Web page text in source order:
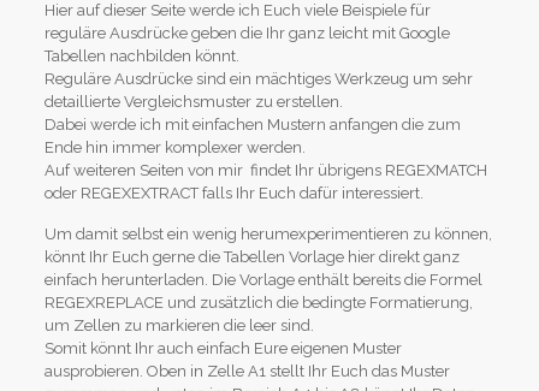
Hier auf dieser Seite werde ich Euch viele Beispiele für
reguläre Ausdrücke geben die Ihr ganz leicht mit Google
Tabellen nachbilden könnt.
Reguläre Ausdrücke sind ein mächtiges Werkzeug um sehr
detaillierte Vergleichsmuster zu erstellen.
Dabei werde ich mit einfachen Mustern anfangen die zum
Ende hin immer komplexer werden.
Auf weiteren Seiten von mir findet Ihr übrigens REGEXMATCH
oder REGEXEXTRACT falls Ihr Euch dafür interessiert.
Um damit selbst ein wenig herumexperimentieren zu können,
könnt Ihr Euch gerne die Tabellen Vorlage hier direkt ganz
einfach herunterladen. Die Vorlage enthält bereits die Formel
REGEXREPLACE und zusätzlich die bedingte Formatierung,
um Zellen zu markieren die leer sind.
Somit könnt Ihr auch einfach Eure eigenen Muster
ausprobieren. Oben in Zelle A1 stellt Ihr Euch das Muster